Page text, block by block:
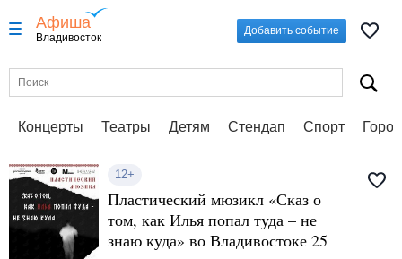
Афиша
Владивосток
Добавить событие
Концерты Театры Детям Стендап Спорт
12+
Пластический мюзикл «Сказ о
том, как Илья попал туда – не
знаю куда» во Владивостоке 25